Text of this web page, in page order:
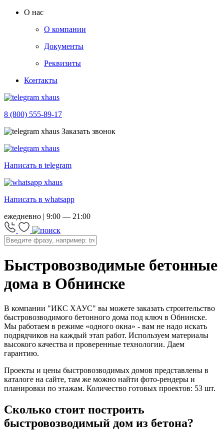
О нас
О компании
Документы
Реквизиты
Контакты
8 (800) 555-89-17
Заказать звонок
Написать в telegram
Написать в whatsapp
ежедневно | 9:00 — 21:00
Быстровозводимые бетонные
дома в Обнинске
В компании "ИКС ХАУС" вы можете заказать строительство
быстровозводимого бетонного дома под ключ в Обнинске.
Мы работаем в режиме «одного окна» - вам не надо искать
подрядчиков на каждый этап работ. Используем материалы
высокого качества и проверенные технологии. Даем
гарантию.
Проекты и цены быстровозводимых домов представлены в
каталоге на сайте, там же можно найти фото-рендеры и
планировки по этажам. Количество готовых проектов: 53 шт.
Сколько стоит построить
быстровозводимый дом из бетона?